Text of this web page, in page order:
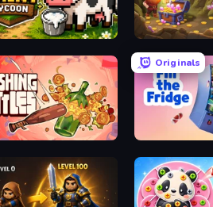
Tycoon Merge Academy
Bottles
Originals